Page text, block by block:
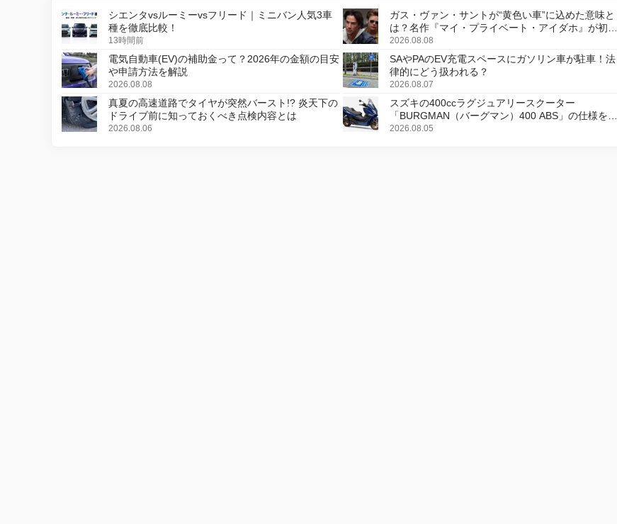
シエンタvsルーミーvsフリード｜ミニバン人気3車
種を徹底比較！
13時間前
ガス・ヴァン・サントが“黄色い車”に込めた意味と
は？名作『マイ・プライベート・アイダホ』が初の
デジタルリマスター版で復活
2026.08.08
電気自動車(EV)の補助金って？2026年の金額の目安
や申請方法を解説
2026.08.08
SAやPAのEV充電スペースにガソリン車が駐車！法
律的にどう扱われる？
2026.08.07
真夏の高速道路でタイヤが突然バースト!? 炎天下の
ドライブ前に知っておくべき点検内容とは
2026.08.06
スズキの400ccラグジュアリースクーター
「BURGMAN（バーグマン）400 ABS」の仕様を変
更し、8月18日に発売
2026.08.05